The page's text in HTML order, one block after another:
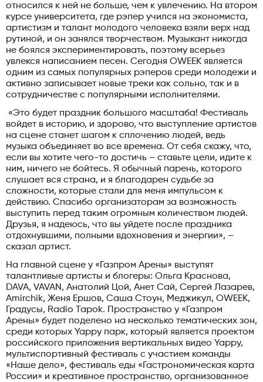
относился к ней не больше, чем к увлечению. На втором
курсе университета, где рэпер учился на экономиста,
артистизм и талант молодого человека взяли верх над
рутиной, и он занялся творчеством. Музыкант никогда
не боялся экспериментировать, поэтому всерьез
увлекся написанием песен. Сегодня OWEEK является
одним из самых популярных рэперов среди молодежи и
активно записывает новые треки как сольно, так и в
сотрудничестве с популярными исполнителями.
«Это будет праздник большого масштаба! Фестиваль
войдет в историю, и здорово, что выступление артистов
на сцене станет шагом к сплочению людей, ведь
музыка объединяет во все времена. От себя скажу, что,
если вы хотите чего-то достичь – ставьте цели, идите к
ним, ничего не бойтесь. Я обычный парень, которого
слушает вся страна, и я благодарен судьбе за
сложности, которые стали для меня импульсом к
действию. Спасибо организаторам за возможность
выступить перед таким огромным количеством людей.
Друзья, я надеюсь, что вы уйдете после праздника
отдохнувшими, полными вдохновения и энергии», –
сказал артист.
На главной сцене у «Газпром Арены» выступят
талантливые артисты и блогеры: Ольга Краснова,
DAVA, VAVAN, Анатолий Цой, Анет Сай, Сергей Лазарев,
Amirchik, Женя Ершов, Саша Стоун, Меджикул, OWEEK,
Градусы, Radio Tapok. Пространство у «Газпром
Арены» будет поделено на несколько тематических зон,
среди которых Yappy парк, который является проектом
российского приложения вертикальных видео Yappy,
мультиспортивный фестиваль с участием команды
«Наше дело», фестиваль еды «Гастрономическая карта
России» и креативное пространство, организованное